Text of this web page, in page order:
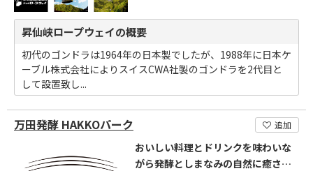
昇仙峡ロープウェイの概要
初代のゴンドラは1964年の日本製でしたが、1988年に日本ケ
ーブル株式会社によりスイスCWA社製のゴンドラを2代目と
して設置致し...
万田発酵 HAKKOパーク 追加
おいしい料理とドリンクを味わいな
がら発酵としまなみの自然に癒され